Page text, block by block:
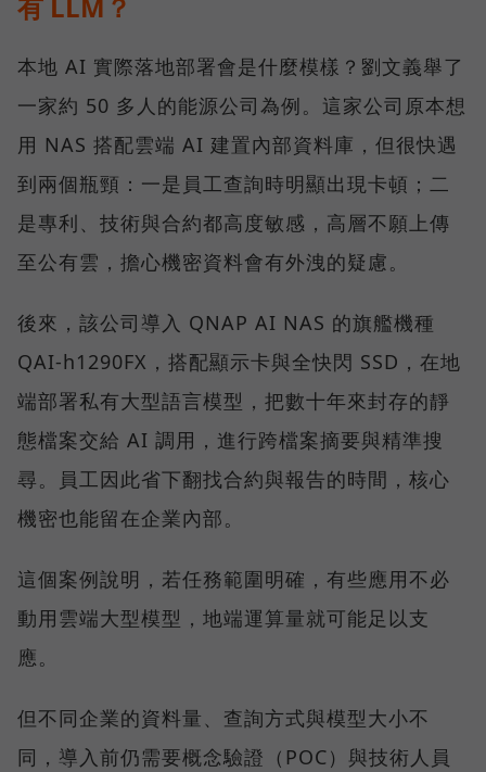
有 LLM？
本地 AI 實際落地部署會是什麼模樣？劉文義舉了
一家約 50 多人的能源公司為例。這家公司原本想
用 NAS 搭配雲端 AI 建置內部資料庫，但很快遇
到兩個瓶頸：一是員工查詢時明顯出現卡頓；二
是專利、技術與合約都高度敏感，高層不願上傳
至公有雲，擔心機密資料會有外洩的疑慮。
後來，該公司導入 QNAP AI NAS 的旗艦機種
QAI-h1290FX，搭配顯示卡與全快閃 SSD，在地
端部署私有大型語言模型，把數十年來封存的靜
態檔案交給 AI 調用，進行跨檔案摘要與精準搜
尋。員工因此省下翻找合約與報告的時間，核心
機密也能留在企業內部。
這個案例說明，若任務範圍明確，有些應用不必
動用雲端大型模型，地端運算量就可能足以支
應。
但不同企業的資料量、查詢方式與模型大小不
同，導入前仍需要概念驗證（POC）與技術人員